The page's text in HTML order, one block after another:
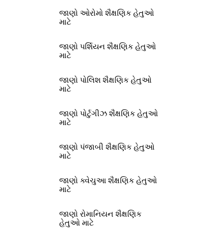
જાણો ઓરોમો શૈક્ષણિક હેતુઓ
માટે
જાણો પર્શિયન શૈક્ષણિક હેતુઓ
માટે
જાણો પોલિશ શૈક્ષણિક હેતુઓ
માટે
જાણો પોર્ટુગીઝ શૈક્ષણિક હેતુઓ
માટે
જાણો પંજાબી શૈક્ષણિક હેતુઓ
માટે
જાણો ક્વેચુઆ શૈક્ષણિક હેતુઓ
માટે
જાણો રોમાનિયન શૈક્ષણિક
હેતુઓ માટે